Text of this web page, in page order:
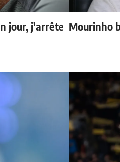
jour, j'arrête Mourinho